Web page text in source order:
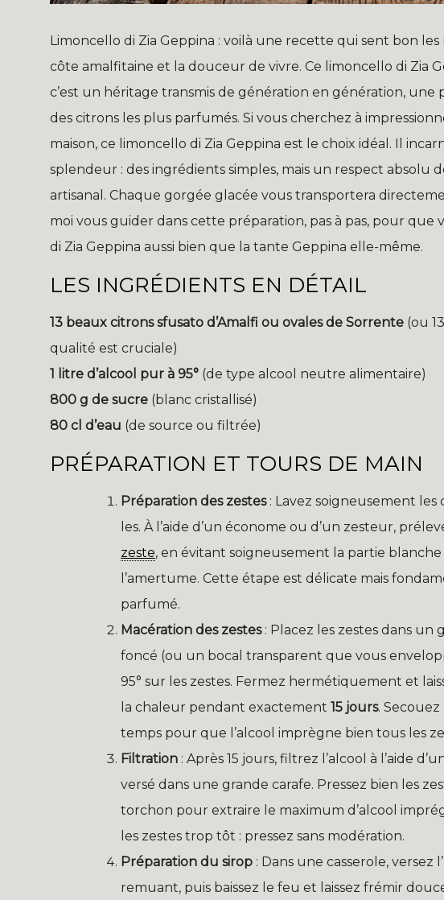
Limoncello di Zia Geppina : voilà une recette qui sent bon
côte amalfitaine et la douceur de vivre. Ce limoncello di Zia
c’est un héritage transmis de génération en génération, une
des citrons les plus parfumés. Si vous cherchez à
maison, ce limoncello di Zia Geppina est le choix idéal. Il
splendeur : des ingrédients simples, mais un respect absolu
artisanal. Chaque gorgée glacée vous transportera
moi vous guider dans cette préparation, pas à pas, pour que
di Zia Geppina aussi bien que la tante Geppina elle-même.
LES INGRÉDIENTS EN DÉTAIL
13 beaux citrons sfusato d’Amalfi ou ovales de Sorrente (ou
qualité est cruciale)
1 litre d’alcool pur à 95° (de type alcool neutre alimentaire)
800 g de sucre (blanc cristallisé)
80 cl d’eau (de source ou filtrée)
PRÉPARATION ET TOURS DE MAIN
Préparation des zestes: Lavez soigneusement les
les. À l’aide d’un économe ou d’un zesteur,
zeste, en évitant soigneusement la partie
l’amertume. Cette étape est délicate mais
parfumé.
Macération des zestes: Placez les zestes dans un
foncé (ou un bocal transparent que vous
95° sur les zestes. Fermez hermétiquement et
la chaleur pendant exactement 15 jours.
temps pour que l’alcool imprègne bien tous les
Filtration : Après 15 jours, filtrez l’alcool à l’aide
versé dans une grande carafe. Pressez bien les
torchon pour extraire le maximum d’alcool
les zestes trop tôt : pressez sans modération.
Préparation du sirop : Dans une casserole,
remuant, puis baissez le feu et laissez frémir